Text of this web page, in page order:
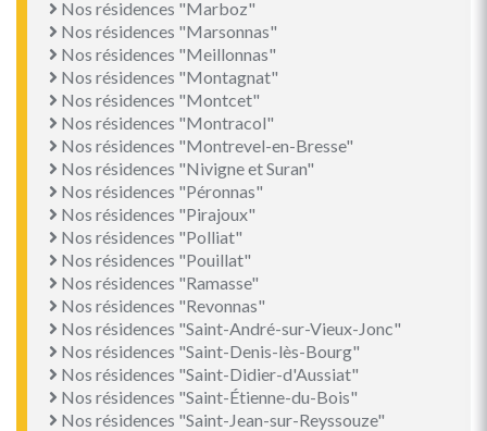
Nos résidences "Marboz"
Nos résidences "Marsonnas"
Nos résidences "Meillonnas"
Nos résidences "Montagnat"
Nos résidences "Montcet"
Nos résidences "Montracol"
Nos résidences "Montrevel-en-Bresse"
Nos résidences "Nivigne et Suran"
Nos résidences "Péronnas"
Nos résidences "Pirajoux"
Nos résidences "Polliat"
Nos résidences "Pouillat"
Nos résidences "Ramasse"
Nos résidences "Revonnas"
Nos résidences "Saint-André-sur-Vieux-Jonc"
Nos résidences "Saint-Denis-lès-Bourg"
Nos résidences "Saint-Didier-d'Aussiat"
Nos résidences "Saint-Étienne-du-Bois"
Nos résidences "Saint-Jean-sur-Reyssouze"